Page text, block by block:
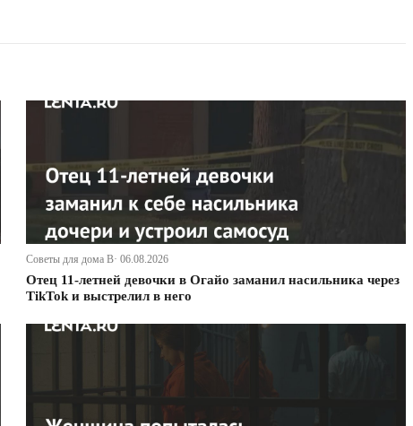
Советы для дома В· 06.08.2026
Отец 11-летней девочки в Огайо заманил насильника через
TikTok и выстрелил в него